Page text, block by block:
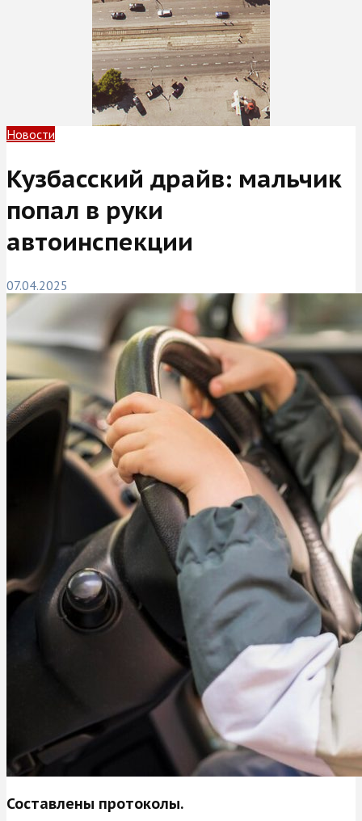
Новости
Кузбасский драйв: мальчик
попал в руки
автоинспекции
07.04.2025
Составлены протоколы.